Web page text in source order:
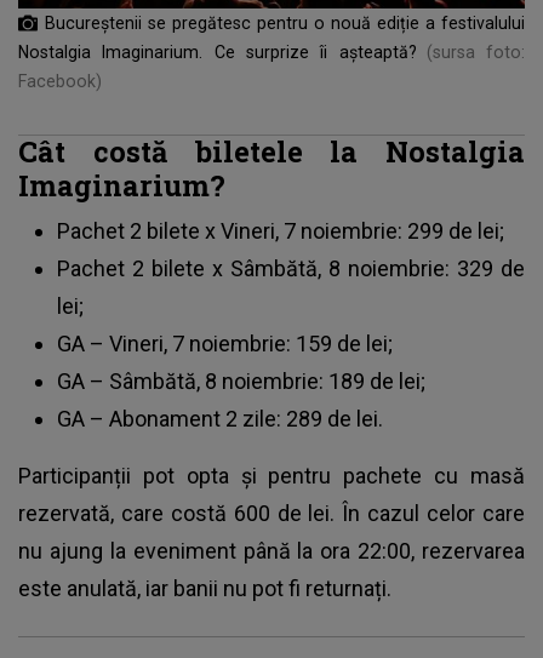
Bucureștenii se pregătesc pentru o nouă ediție a festivalului
Nostalgia Imaginarium. Ce surprize îi așteaptă?
(sursa foto:
Facebook)
Cât costă biletele la Nostalgia
Imaginarium?
Pachet 2 bilete x Vineri, 7 noiembrie: 299 de lei;
Pachet 2 bilete x Sâmbătă, 8 noiembrie: 329 de
lei;
GA – Vineri, 7 noiembrie: 159 de lei;
GA – Sâmbătă, 8 noiembrie: 189 de lei;
GA – Abonament 2 zile: 289 de lei.
Participanții pot opta și pentru pachete cu masă
rezervată, care costă 600 de lei. În cazul celor care
nu ajung la eveniment până la ora 22:00, rezervarea
este anulată, iar banii nu pot fi returnați.